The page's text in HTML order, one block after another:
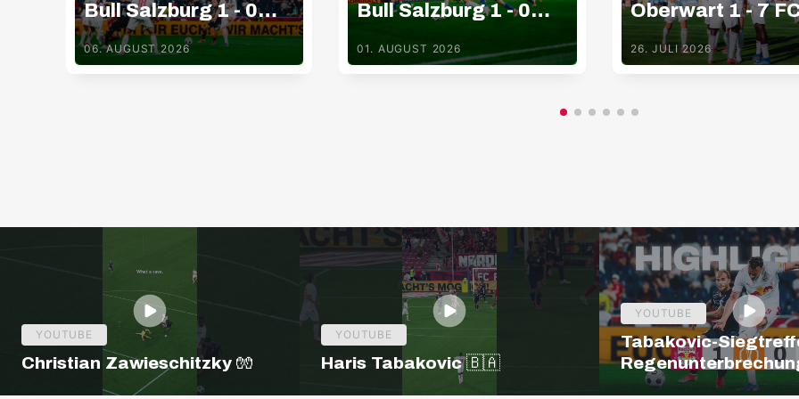
Bull Salzburg 1 - 0
Pafos FC
06. AUGUST 2026
Bull Salzburg 1 - 0
TSV Hartberg
01. AUGUST 2026
Oberwart 1 - 7
Red Bull
26. JULI 2026
YOUTUBE
Christian Zawieschitzky 🧤
YOUTUBE
Haris Tabakovic 🇧🇦
YOUTUBE
Tabakovic-
Salzburg – Pafos |